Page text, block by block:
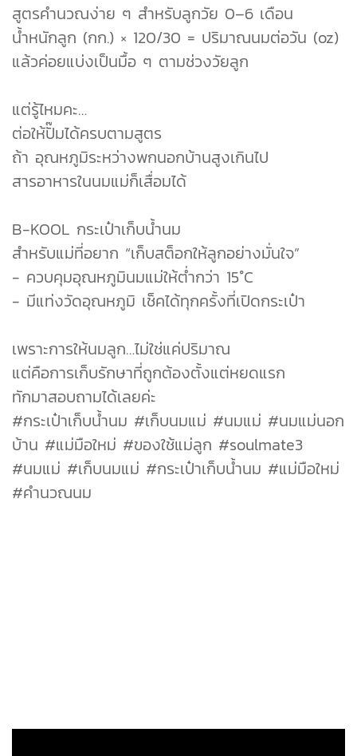
สูตรคำนวณง่าย ๆ สำหรับลูกวัย 0–6 เดือน
น้ำหนักลูก (กก.) × 120/30 = ปริมาณนมต่อวัน (oz)
แล้วค่อยแบ่งเป็นมื้อ ๆ ตามช่วงวัยลูก
แต่รู้ไหมคะ…
ต่อให้ปั๊มได้ครบตามสูตร
ถ้า อุณหภูมิระหว่างพกนอกบ้านสูงเกินไป
สารอาหารในนมแม่ก็เสื่อมได้
B-KOOL กระเป๋าเก็บน้ำนม
สำหรับแม่ที่อยาก “เก็บสต็อกให้ลูกอย่างมั่นใจ”
- ควบคุมอุณหภูมินมแม่ให้ต่ำกว่า 15°C
- มีแท่งวัดอุณหภูมิ เช็คได้ทุกครั้งที่เปิดกระเป๋า
เพราะการให้นมลูก…ไม่ใช่แค่ปริมาณ
แต่คือการเก็บรักษาที่ถูกต้องตั้งแต่หยดแรก
ทักมาสอบถามได้เลยค่ะ
#กระเป๋าเก็บน้ำนม #เก็บนมแม่ #นมแม่ #นมแม่นอก
บ้าน #แม่มือใหม่ #ของใช้แม่ลูก #soulmate3
#นมแม่ #เก็บนมแม่ #กระเป๋าเก็บน้ำนม #แม่มือใหม่
#คำนวณนม